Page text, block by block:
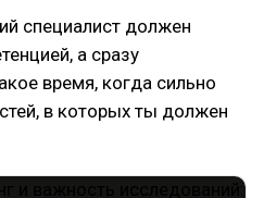
специалист должен
а сразу
время, когда сильно
в которых ты должен